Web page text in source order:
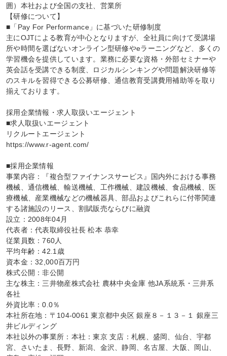
囲）本社および全国の支社、営業所
【研修について】
■「Pay For Performance」に基づいた研修制度
主にOJTによる教育が中心となりますが、全社員に向けて受講場
所や時間を選ばないオンライン型研修やeラーニングなど、多くの
学習機会を提供しています。業務に必要な資格・外部セミナーや
英会話を受講できる制度、ロジカルシンキングや問題解決研修等
のスキルを習得できる公募研修、通信教育受講費用補助等を取り
揃えております。
採用企業情報・求人取扱いエージェント
■求人取扱いエージェント
リクルートエージェント
https://www.r-agent.com/
■採用企業情報
事業内容：『複合型ファイナンスサービス』国内外における事務
機械、通信機械、輸送機械、工作機械、建設機械、食品機械、医
療機械、産業機械などの機械器具、部品およびこれらに付帯関連
する諸施設のリース、割賦販売ならびに融資
設立：2008年04月
代表者：代表取締役社長 松本 恭幸
従業員数：760人
平均年齢：42.1歳
資本金：32,000百万円
株式公開：非公開
主な株主：三井物産株式会社 農林中央金庫 他JA系統系・三井系
各社
外資比率：0.0％
本社所在地：〒104-0061 東京都中央区 銀座８－１３－１ 銀座三
井ビルディング
本社以外の事業所：本社：東京 支店：札幌、盛岡、仙台、宇都
宮、さいたま、長野、新潟、金沢、静岡、名古屋、大阪、岡山、